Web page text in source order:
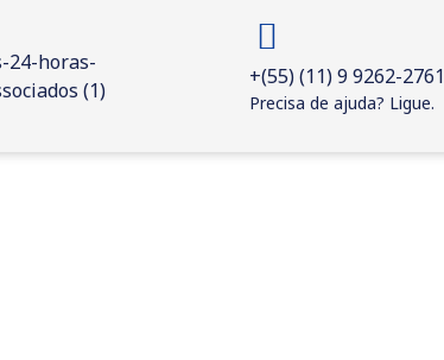
+(55) (11) 9 9262-2761
Precisa de ajuda? Ligue.